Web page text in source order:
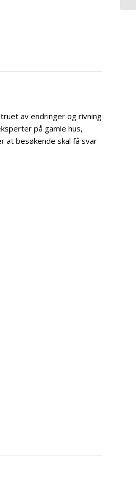
av endringer og rivning
på gamle hus,
at besøkende skal få svar